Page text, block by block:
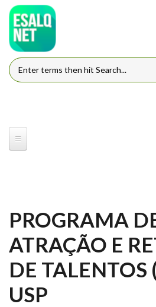
Pular para o conteúdo principal
FORMULÁRIO DE
PROGRAMA
ATRAÇÃO E
DE TALENTOS
USP